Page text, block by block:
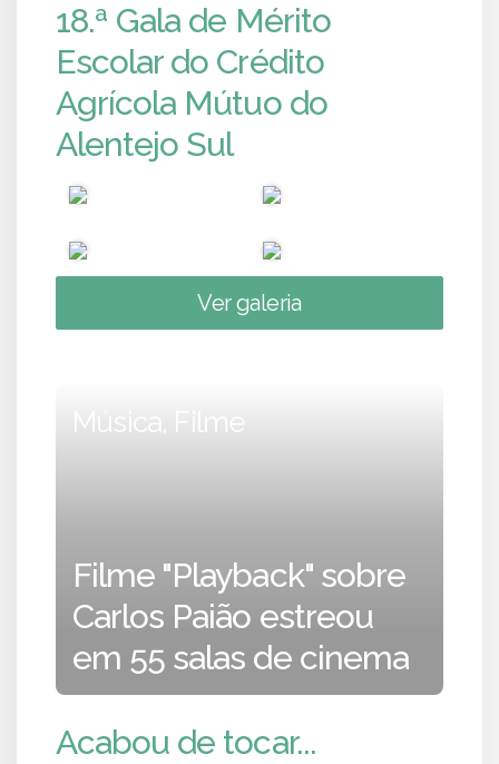
18.ª Gala de Mérito
Escolar do Crédito
Agrícola Mútuo do
Alentejo Sul
Ver galeria
Música, Filme
Filme "Playback" sobre
Carlos Paião estreou
em 55 salas de cinema
Acabou de tocar...